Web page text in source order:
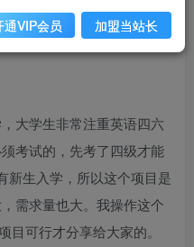
2589 28
大学生非常注重英语四六
考试的，先考了四级才能
新生入学，所以这个项目是
需求量也大。我操作这个
目可行才分享给大家的。
通VIP会员 加盟当站长